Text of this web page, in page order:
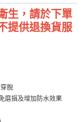
生，請於下單
提供退換貨服
脫
磨損及增加防水效果